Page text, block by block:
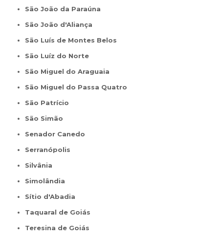
São João da Paraúna
São João d'Aliança
São Luís de Montes Belos
São Luíz do Norte
São Miguel do Araguaia
São Miguel do Passa Quatro
São Patrício
São Simão
Senador Canedo
Serranópolis
Silvânia
Simolândia
Sítio d'Abadia
Taquaral de Goiás
Teresina de Goiás